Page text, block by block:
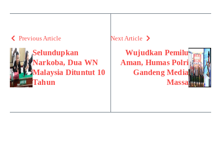
Previous Article
Selundupkan
Narkoba, Dua WN
Malaysia Dituntut 10
Tahun
Next Article
Wujudkan Pemilu
Aman, Humas Polri
Gandeng Media
Massa